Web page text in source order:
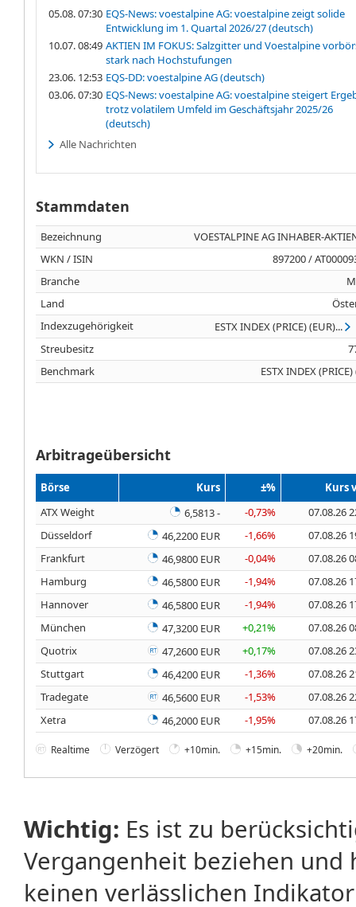
05.08. 07:30 EQS-News: voestalpine AG: voestalpine zeigt solide
Entwicklung im 1. Quartal 2026/27 (deutsch)
10.07. 08:49 AKTIEN IM FOKUS: Salzgitter und Voestalpine
stark nach Hochstufungen
23.06. 12:53 EQS-DD: voestalpine AG (deutsch)
03.06. 07:30 EQS-News: voestalpine AG: voestalpine steigert
trotz volatilem Umfeld im Geschäftsjahr 2025/26
(deutsch)
Alle Nachrichten
Stammdaten
Bezeichnung
VOESTALPINE AG INHABER-
WKN / ISIN
897200 /
Branche
Land
Indexzugehörigkeit
ESTX INDEX (PRICE) (EUR)...
Streubesitz
Benchmark
ESTX INDEX
Arbitrageübersicht
Börse Kurs ±%
Kurs
ATX Weight
6,5813 - -0,73%
07.08.26
Düsseldorf
46,2200 EUR -1,66%
07.08.26
Frankfurt
46,9800 EUR -0,04%
07.08.26
Hamburg
46,5800 EUR -1,94%
07.08.26
Hannover
46,5800 EUR -1,94%
07.08.26
München
47,3200 EUR +0,21%
07.08.26
Quotrix
47,2600 EUR +0,17%
07.08.26
Stuttgart
46,4200 EUR -1,36%
07.08.26
Tradegate
46,5600 EUR -1,53%
07.08.26
Xetra
46,2000 EUR -1,95% 07.08.26
Realtime Verzögert +10min. +15min. +20min.
Wichtig: Es ist zu
Vergangenheit beziehen
keinen verlässlichen